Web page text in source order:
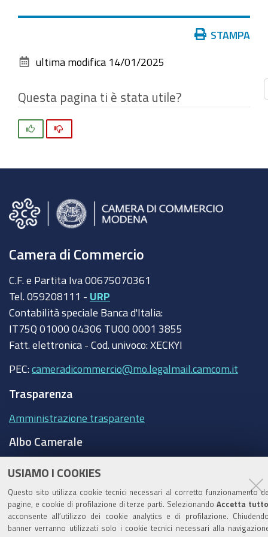
USIAMO I COOKIES
Questo sito utilizza cookie tecnici necessari al corretto funzionamento
pagine, e cookie di profilazione di terze parti. SelezionandoAccetta
acconsente all’utilizzo dei cookie analytics e di profilazione.
banner verranno utilizzati solo i cookie tecnici necessari alla
dimensioni
documento
STAMPA
ultima modifica 14/01/2025
Questa pagina ti è stata utile?
Camera di Commercio
C.F. e Partita Iva 00675070361
Tel. 059208111 - URP
Contabilità speciale Banca d'Italia:
IT75Q 01000 04306 TU00 0001 3855
Fatt. elettronica - Cod. univoco: XECKYI
PEC: cameradicommercio@mo.legalmail.camcom.it
Trasparenza
Amministrazione trasparente
Albo Camerale
Area riservata Amministratori
Accesso riservato agli Amministratori dell'ente